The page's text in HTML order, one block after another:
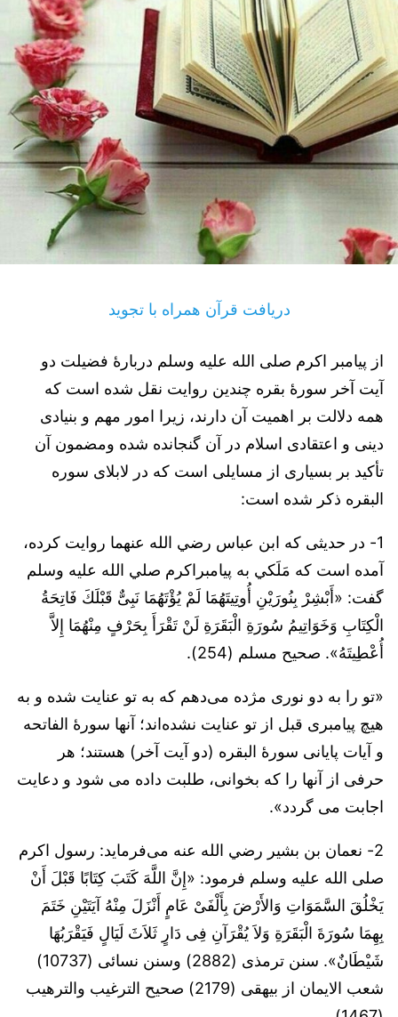
دریافت قرآن همراه با تجوید
از پیامبر اکرم صلی الله علیه وسلم دربارۀ فضیلت دو
آیت آخر سورۀ بقره چندین روایت نقل شده است که
همه دلالت بر اهمیت آن دارند، زیرا امور مهم و بنیادی
دینی و اعتقادی اسلام در آن گنجانده شده ومضمون آن
تأکید بر بسیاری از مسایلی است که در لابلای سوره
البقره ذکر شده است:
1- در حدیثی که ابن عباس رضي الله عنهما روایت كرده،
آمده است که مَلَکي به پیامبراکرم صلي الله عليه وسلم
گفت: «أَبْشِرْ بِنُورَيْنِ أُوتِيتَهُمَا لَمْ يُؤْتَهُمَا نَبِىٌّ قَبْلَكَ فَاتِحَةُ
الْكِتَابِ وَخَوَاتِيمُ سُورَةِ الْبَقَرَةِ لَنْ تَقْرَأَ بِحَرْفٍ مِنْهُمَا إِلاَّ
أُعْطِيتَهُ». صحیح مسلم (254).
«تو را به دو نورى مژده می‌دهم که به تو عنایت شده‌ و به
هیچ پیامبری قبل از تو عنایت نشده‌اند؛ آنها سورۀ الفاتحه
و آیات پایانی سورۀ البقره (دو آیت آخر) هستند؛ هر
حرفی از آنها را که بخوانی، طلبت داده مى شود و دعایت
اجابت می‌ گردد».
2- نعمان بن بشیر رضي الله عنه می‌فرماید: رسول اکرم
صلی الله علیه وسلم فرمود: «إِنَّ اللَّهَ كَتَبَ كِتَابًا قَبْلَ أَنْ
يَخْلُقَ السَّمَوَاتِ وَالأَرْضَ بِأَلْفَىْ عَامٍ أَنْزَلَ مِنْهُ آيَتَيْنِ خَتَمَ
بِهِمَا سُورَةَ الْبَقَرَةِ وَلاَ يُقْرَآنِ فِى دَارٍ ثَلاَثَ لَيَالٍ فَيَقْرَبُهَا
شَيْطَانٌ». سنن ترمذی (2882) وسنن نسائی (10737)
شعب الایمان از بیهقی (2179) صحیح الترغیب والترهیب